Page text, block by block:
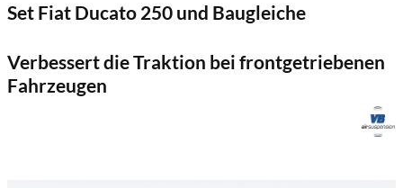
Set Fiat Ducato 250 und Baugleiche
Verbessert die Traktion bei frontgetriebenen
Fahrzeugen